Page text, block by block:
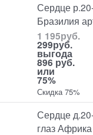
Сердце
Бразилия
1 195руб.
299руб.
выгода
896 руб.
или
75%
Скидка 75%
Сердце
глаз